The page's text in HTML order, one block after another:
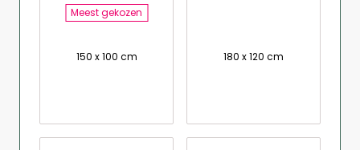
Meest gekozen
150 x 100 cm 180 x 120 cm